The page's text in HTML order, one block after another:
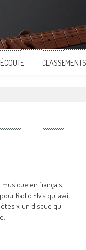
CLASSEMENTS
en français
Radio Elvis qui avait
», un disque qui